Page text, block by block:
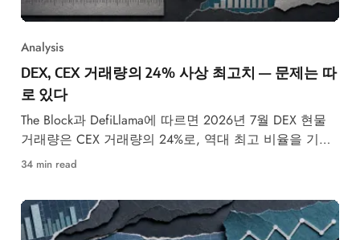
Analysis
DEX, CEX 거래량의 24% 사상 최고치 — 문제는 따
로 있다
The Block과 DefiLlama에 따르면 2026년 7월 DEX 현물
거래량은 CEX 거래량의 24%로, 역대 최고 비율을 기록
했다.
34 min read